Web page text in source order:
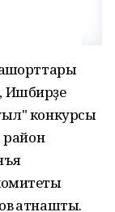
Ишбирҙе
конкурсы
район
ҡатнашты.